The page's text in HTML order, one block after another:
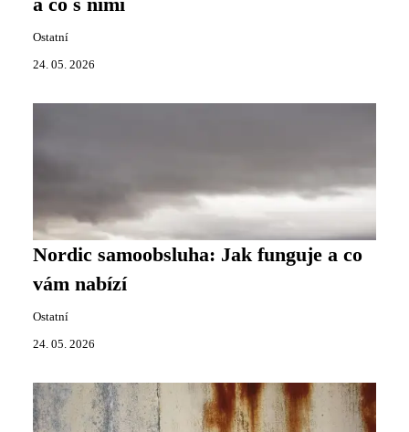
a co s nimi
Ostatní
24. 05. 2026
Nordic samoobsluha: Jak funguje a co
vám nabízí
Ostatní
24. 05. 2026